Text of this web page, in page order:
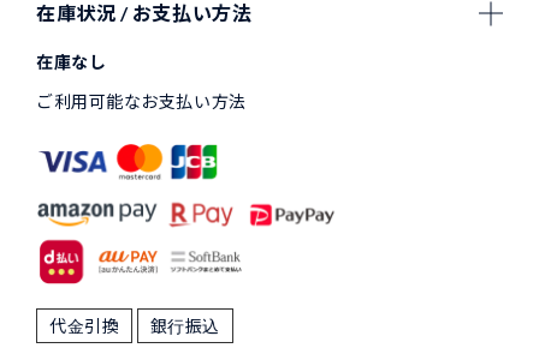
在庫状況 / お支払い方法
在庫なし
ご利用可能なお支払い方法
代金引換 銀行振込